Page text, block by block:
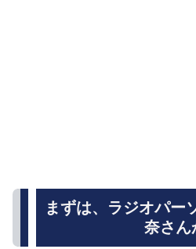
まずは、ラジオパー
奈さん